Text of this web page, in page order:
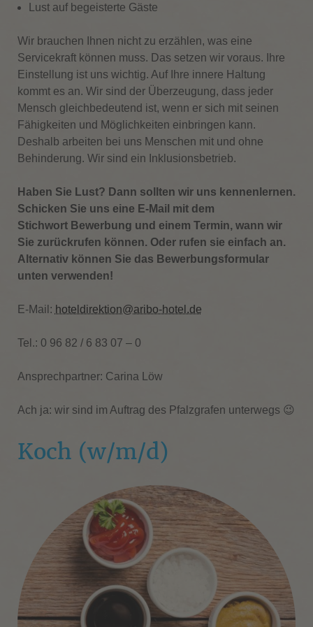
Lust auf begeisterte Gäste
Wir brauchen Ihnen nicht zu erzählen, was eine
Servicekraft können muss. Das setzen wir voraus. Ihre
Einstellung ist uns wichtig. Auf Ihre innere Haltung
kommt es an. Wir sind der Überzeugung, dass jeder
Mensch gleichbedeutend ist, wenn er sich mit seinen
Fähigkeiten und Möglichkeiten einbringen kann.
Deshalb arbeiten bei uns Menschen mit und ohne
Behinderung. Wir sind ein Inklusionsbetrieb.
Haben Sie Lust? Dann sollten wir uns kennenlernen.
Schicken Sie uns eine E-Mail mit dem
Stichwort Bewerbung und einem Termin, wann wir
Sie zurückrufen können. Oder rufen sie einfach an.
Alternativ können Sie das Bewerbungsformular
unten verwenden!
E-Mail: hoteldirektion@aribo-hotel.de
Tel.: 0 96 82 / 6 83 07 – 0
Ansprechpartner: Carina Löw
Ach ja: wir sind im Auftrag des Pfalzgrafen unterwegs 😉
Koch (w/m/d)